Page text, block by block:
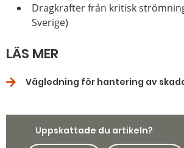
Dragkrafter från kritisk
Sverige)
LÄS MER
Vägledning för hantering av
Uppskattade du artikeln?